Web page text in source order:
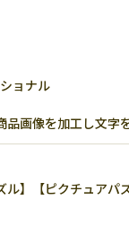
ョナル
画像を加工し文字
ル】【ピクチュア